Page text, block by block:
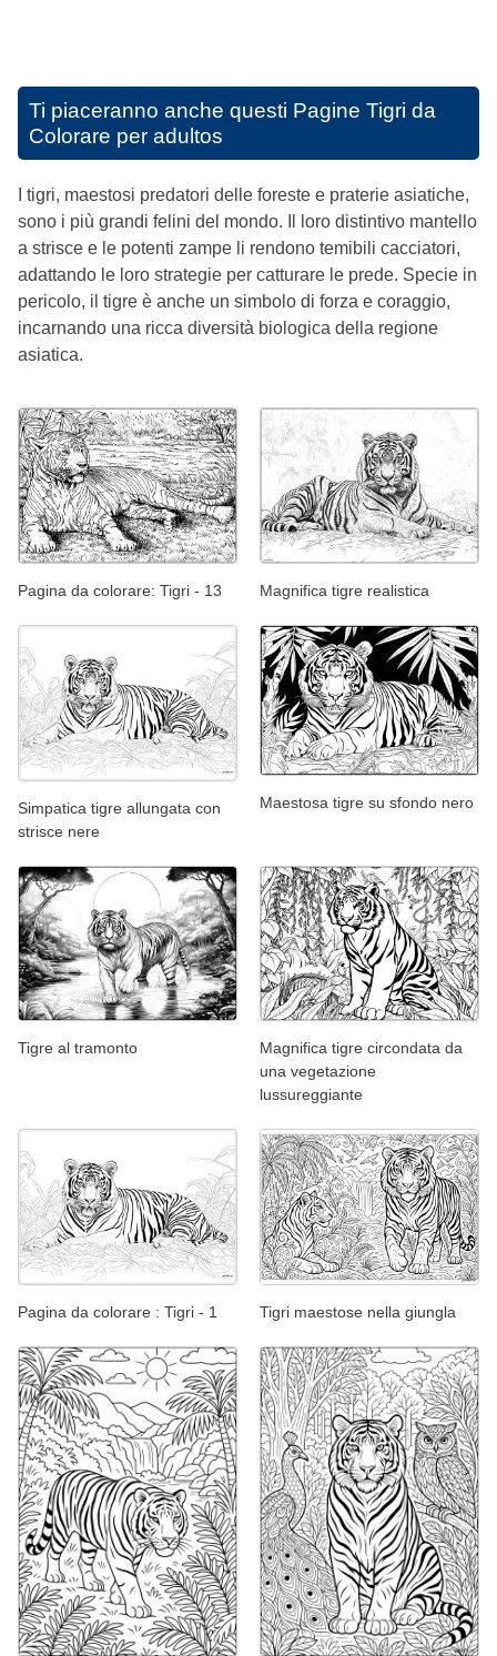
Ti piaceranno anche questi Pagine Tigri da
Colorare per adultos
I tigri, maestosi predatori delle foreste e praterie asiatiche,
sono i più grandi felini del mondo. Il loro distintivo mantello
a strisce e le potenti zampe li rendono temibili cacciatori,
adattando le loro strategie per catturare le prede. Specie in
pericolo, il tigre è anche un simbolo di forza e coraggio,
incarnando una ricca diversità biologica della regione
asiatica.
Pagina da colorare: Tigri - 13 Magnifica tigre realistica
Simpatica tigre allungata con
strisce nere
Maestosa tigre su sfondo nero
Tigre al tramonto
Magnifica tigre circondata da
una vegetazione
lussureggiante
Pagina da colorare : Tigri - 1 Tigri maestose nella giungla